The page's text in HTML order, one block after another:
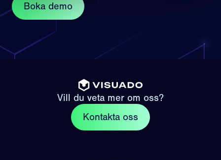
Boka demo
Vill du veta mer om oss?
Kontakta oss